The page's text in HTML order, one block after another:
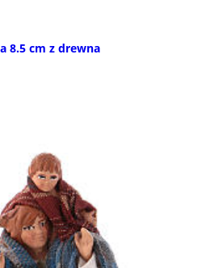
8.5 cm z drewna